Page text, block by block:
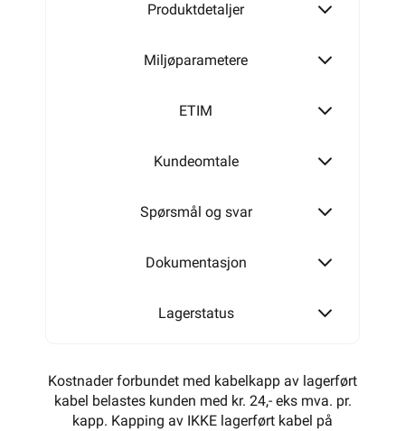
Produktdetaljer
Miljøparametere
ETIM
Kundeomtale
Spørsmål og svar
Dokumentasjon
Lagerstatus
Kostnader forbundet med kabelkapp av lagerført
kabel belastes kunden med kr. 24,- eks mva. pr.
kapp. Kapping av IKKE lagerført kabel på